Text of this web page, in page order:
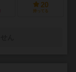
20
持ってる